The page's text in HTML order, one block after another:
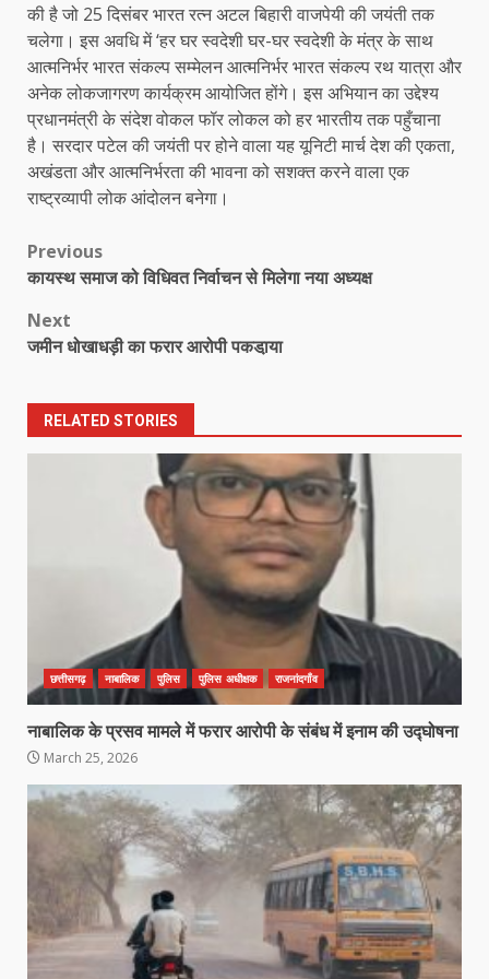
की है जो 25 दिसंबर भारत रत्न अटल बिहारी वाजपेयी की जयंती तक
चलेगा। इस अवधि में ‘हर घर स्वदेशी घर-घर स्वदेशी के मंत्र के साथ
आत्मनिर्भर भारत संकल्प सम्मेलन आत्मनिर्भर भारत संकल्प रथ यात्रा और
अनेक लोकजागरण कार्यक्रम आयोजित होंगे। इस अभियान का उद्देश्य
प्रधानमंत्री के संदेश वोकल फॉर लोकल को हर भारतीय तक पहुँचाना
है। सरदार पटेल की जयंती पर होने वाला यह यूनिटी मार्च देश की एकता,
अखंडता और आत्मनिर्भरता की भावना को सशक्त करने वाला एक
राष्ट्रव्यापी लोक आंदोलन बनेगा।
Post
Previous
कायस्थ समाज को विधिवत निर्वाचन से मिलेगा नया अध्यक्ष
Next
जमीन धोखाधड़ी का फरार आरोपी पकडा़या
RELATED STORIES
छत्तीसगढ़ नाबालिक पुलिस पुलिस अधीक्षक राजनांदगाँव
नाबालिक के प्रसव मामले में फरार आरोपी के संबंध में इनाम की उद्घोषना
March 25, 2026
3
कांग्रेस ने किया नगर एवं ग्राम निवेश
4
DKSZC सदस्य पापा राव ने 17 माओवादियों
के साथ किया सरेंडर
March 24, 2026